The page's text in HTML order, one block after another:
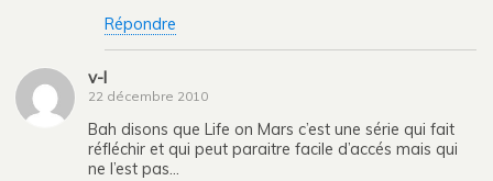
Répondre
v-l
22 décembre 2010
Bah disons que Life on Mars c’est une série qui fait
réfléchir et qui peut paraitre facile d’accés mais qui
ne l’est pas…